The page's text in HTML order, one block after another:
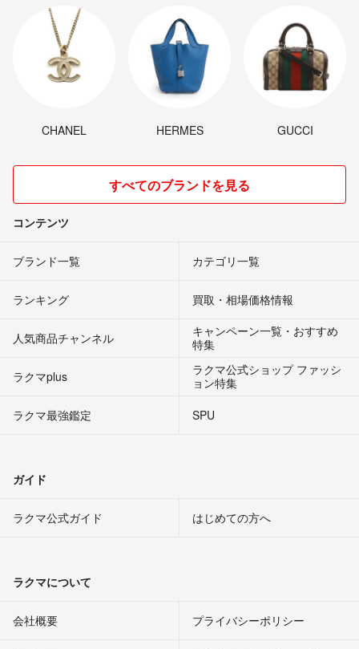
CHANEL HERMES GUCCI
すべてのブランドを見る
コンテンツ
ブランド一覧 カテゴリ一覧
ランキング 買取・相場価格情報
人気商品チャンネル
キャンペーン一覧・おすすめ
特集
ラクマplus
ラクマ公式ショップ ファッシ
ョン特集
ラクマ最強鑑定
SPU
ガイド
ラクマ公式ガイド はじめての方へ
ラクマについて
会社概要 プライバシーポリシー